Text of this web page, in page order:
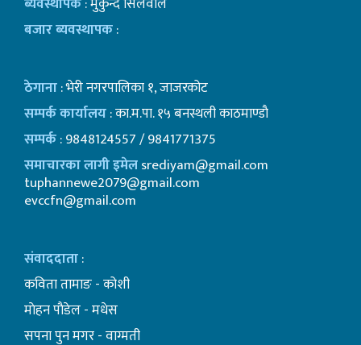
बजार ब्यवस्थापक:
ठेगाना: भेरी नगरपालिका १, जाजरकोट
सम्पर्क कार्यालय: का.म.पा. १५ बनस्थली काठमाण्डाै
सम्पर्क: 9848124557 / 9841771375
समाचारका लागी इमेलsrediyam@gmail.com
tuphannewe2079@gmail.com
evccfn@gmail.com
संवाददाता:
कविता तामाङ - कोशी
माेहन पाैडेल - मधेस
सपना पुन मगर - वाग्मती